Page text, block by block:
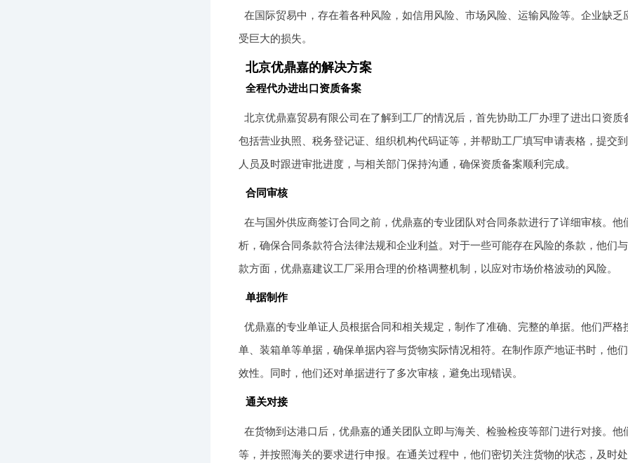
在国际贸易中，存在着各种风险，如信用风险、市场风险、运输风险等。企业缺
受巨大的损失。
北京优鼎嘉的解决方案
全程代办进出口资质备案
北京优鼎嘉贸易有限公司在了解到工厂的情况后，首先协助工厂办理了进出口资质
包括营业执照、税务登记证、组织机构代码证等，并帮助工厂填写申请表格，提交
人员及时跟进审批进度，与相关部门保持沟通，确保资质备案顺利完成。
合同审核
在与国外供应商签订合同之前，优鼎嘉的专业团队对合同条款进行了详细审核。
析，确保合同条款符合法律法规和企业利益。对于一些可能存在风险的条款，他们
款方面，优鼎嘉建议工厂采用合理的价格调整机制，以应对市场价格波动的风险。
单据制作
优鼎嘉的专业单证人员根据合同和相关规定，制作了准确、完整的单据。他们严
单、装箱单等单据，确保单据内容与货物实际情况相符。在制作原产地证书时，他
效性。同时，他们还对单据进行了多次审核，避免出现错误。
通关对接
在货物到达港口后，优鼎嘉的通关团队立即与海关、检验检疫等部门进行对接。
等，并按照海关的要求进行申报。在通关过程中，他们密切关注货物的状态，及时